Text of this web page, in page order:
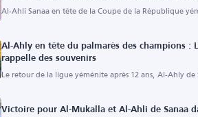
Al-Ahli Sanaa en tête de la Coupe de la République
Al-Ahly en tête du palmarès des champions :
rappelle des souvenirs
Le retour de la ligue yéménite après 12 ans, Al-Ahly de
Victoire pour Al-Mukalla et Al-Ahli de Sanaa